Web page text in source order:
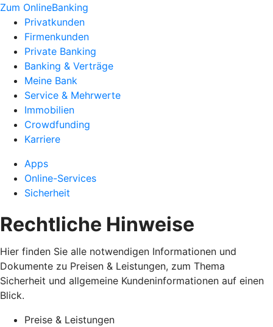
Zum OnlineBanking
Privatkunden
Firmenkunden
Private Banking
Banking & Verträge
Meine Bank
Service & Mehrwerte
Immobilien
Crowdfunding
Karriere
Apps
Online-Services
Sicherheit
Rechtliche Hinweise
Hier finden Sie alle notwendigen Informationen und
Dokumente zu Preisen & Leistungen, zum Thema
Sicherheit und allgemeine Kundeninformationen auf einen
Blick.
Preise & Leistungen